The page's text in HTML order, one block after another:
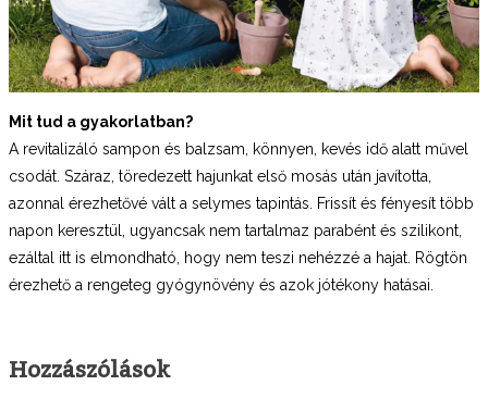
Mit tud a gyakorlatban?
A revitalizáló sampon és balzsam, könnyen, kevés idő alatt művel
csodát. Száraz, töredezett hajunkat első mosás után javította,
azonnal érezhetővé vált a selymes tapintás. Frissít és fényesít több
napon keresztül, ugyancsak nem tartalmaz parabént és szilikont,
ezáltal itt is elmondható, hogy nem teszi nehézzé a hajat. Rögtön
érezhető a rengeteg gyógynövény és azok jótékony hatásai.
Hozzászólások